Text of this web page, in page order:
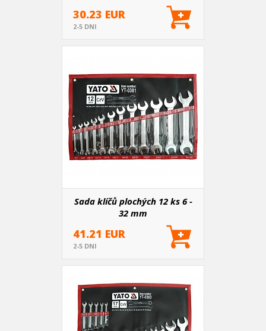
30.23 EUR
2-5 DNI
Sada klíčů plochých 12 ks 6 -
32 mm
41.21 EUR
2-5 DNI